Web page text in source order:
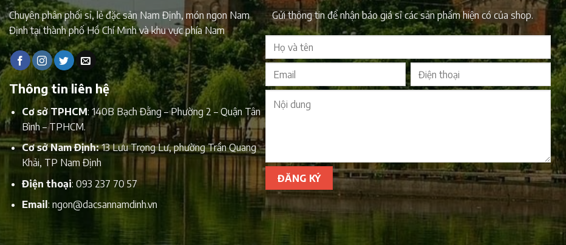
Chuyên phân phối sỉ, lẻ đặc sản Nam Định, món ngon Nam
Định tại thành phố Hồ Chí Minh và khu vực phía Nam
Thông tin liên hệ
Cơ sở TPHCM: 140B Bạch Đằng – Phường 2 – Quận Tân
Bình – TPHCM.
Cơ sở Nam Định:13 Lưu Trọng Lư, phường Trần Quang
Khải, TP Nam Định
Điện thoại: 093 237 70 57
Email : ngon@dacsannamdinh.vn
Gửi thông tin để nhận báo giá sỉ các sản phẩm hiện có của shop.